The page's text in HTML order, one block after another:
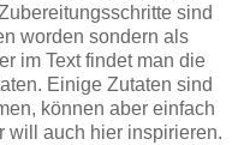
sind
worden sondern als
im Text findet man die
Einige Zutaten sind
können aber einfach
will auch hier inspirieren.